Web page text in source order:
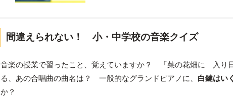
間違えられない！ 小・中学校の音楽クイズ
音楽の授業で習ったこと、覚えていますか？ 「菜の花畑に 入り
る、あの合唱曲の曲名は？ 一般的なグランドピアノに、 白鍵はい
か？